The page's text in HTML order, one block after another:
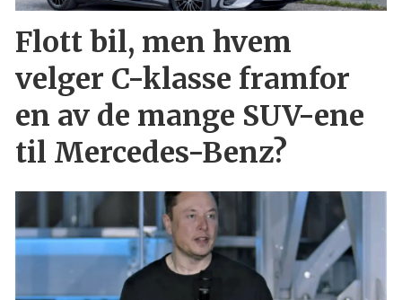
Flott bil, men hvem
velger C-klasse framfor
en av de mange SUV-ene
til Mercedes-Benz?